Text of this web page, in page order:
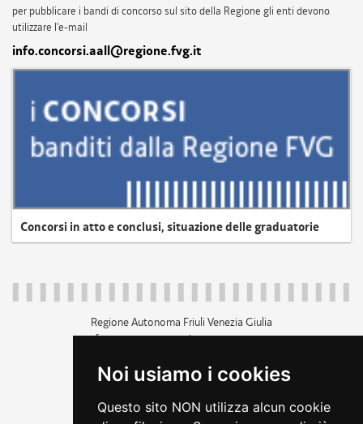
Noi usiamo i cookies
Questo sito NON utilizza alcun cookie
per pubblicare i bandi di concorso sul sito della Regione gli enti devono
utilizzare l'e-mail
info.concorsi.aall@regione.fvg.it
Concorsi in atto e conclusi, situazione delle graduatorie
Regione Autonoma Friuli Venezia Giulia
c.f. 80014930327; p.iva 00526040324
+39 040 3771111